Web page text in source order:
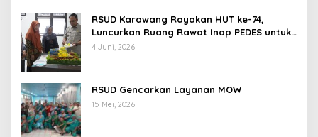
RSUD Karawang Rayakan HUT ke-74,
Luncurkan Ruang Rawat Inap PEDES untuk
Tingkatkan Pelayanan Kesehatan
4 Juni, 2026
RSUD Gencarkan Layanan MOW
15 Mei, 2026